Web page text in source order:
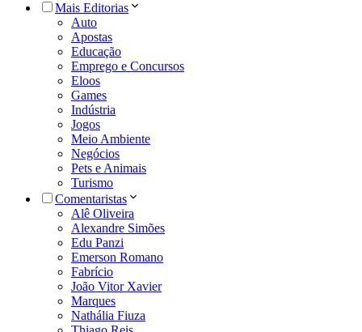
Mais Editorias
Auto
Apostas
Educação
Emprego e Concursos
Eloos
Games
Indústria
Jogos
Meio Ambiente
Negócios
Pets e Animais
Turismo
Comentaristas
Alê Oliveira
Alexandre Simões
Edu Panzi
Emerson Romano
Fabrício
João Vitor Xavier
Marques
Nathália Fiuza